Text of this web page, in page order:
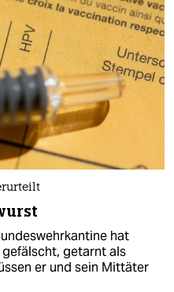
hat
getarnt als
er und sein Mittäter